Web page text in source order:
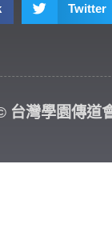
Twitter
台灣學園傳道